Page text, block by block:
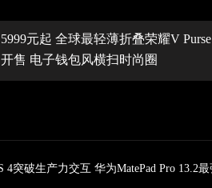
5999元起 全球最轻薄折叠荣耀V Purse
开售 电子钱包风横扫时尚圈